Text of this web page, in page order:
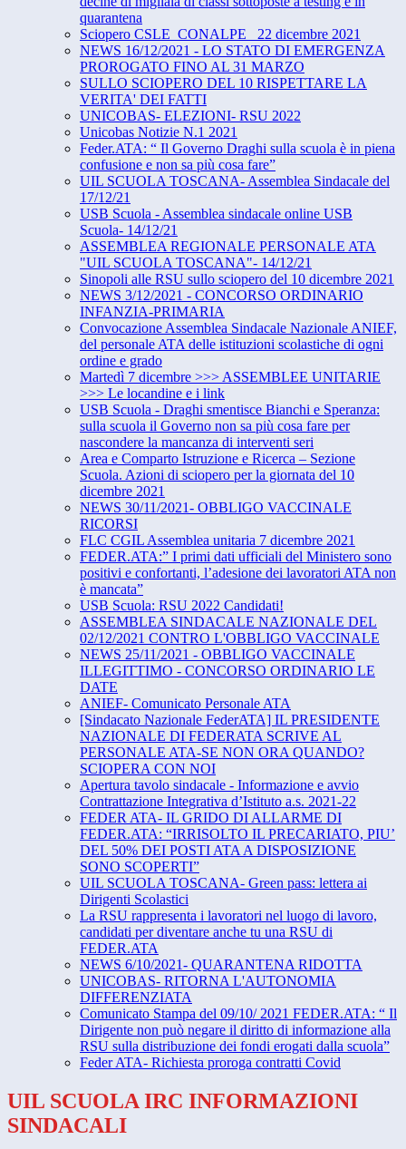
quarantena
Sciopero CSLE_CONALPE_ 22 dicembre 2021
NEWS 16/12/2021 - LO STATO DI EMERGENZA
PROROGATO FINO AL 31 MARZO
SULLO SCIOPERO DEL 10 RISPETTARE LA
VERITA' DEI FATTI
UNICOBAS- ELEZIONI- RSU 2022
Unicobas Notizie N.1 2021
Feder.ATA: “ Il Governo Draghi sulla scuola è in piena
confusione e non sa più cosa fare”
UIL SCUOLA TOSCANA- Assemblea Sindacale del
17/12/21
USB Scuola - Assemblea sindacale online USB
Scuola- 14/12/21
ASSEMBLEA REGIONALE PERSONALE ATA
"UIL SCUOLA TOSCANA"- 14/12/21
Sinopoli alle RSU sullo sciopero del 10 dicembre 2021
NEWS 3/12/2021 - CONCORSO ORDINARIO
INFANZIA-PRIMARIA
Convocazione Assemblea Sindacale Nazionale ANIEF,
del personale ATA delle istituzioni scolastiche di ogni
ordine e grado
Martedì 7 dicembre >>> ASSEMBLEE UNITARIE
>>> Le locandine e i link
USB Scuola - Draghi smentisce Bianchi e Speranza:
sulla scuola il Governo non sa più cosa fare per
nascondere la mancanza di interventi seri
Area e Comparto Istruzione e Ricerca – Sezione
Scuola. Azioni di sciopero per la giornata del 10
dicembre 2021
NEWS 30/11/2021- OBBLIGO VACCINALE
RICORSI
FLC CGIL Assemblea unitaria 7 dicembre 2021
FEDER.ATA:” I primi dati ufficiali del Ministero sono
positivi e confortanti, l’adesione dei lavoratori ATA non
è mancata”
USB Scuola: RSU 2022 Candidati!
ASSEMBLEA SINDACALE NAZIONALE DEL
02/12/2021 CONTRO L'OBBLIGO VACCINALE
NEWS 25/11/2021 - OBBLIGO VACCINALE
ILLEGITTIMO - CONCORSO ORDINARIO LE
DATE
ANIEF- Comunicato Personale ATA
[Sindacato Nazionale FederATA] IL PRESIDENTE
NAZIONALE DI FEDERATA SCRIVE AL
PERSONALE ATA-SE NON ORA QUANDO?
SCIOPERA CON NOI
Apertura tavolo sindacale - Informazione e avvio
Contrattazione Integrativa d’Istituto a.s. 2021-22
FEDER ATA- IL GRIDO DI ALLARME DI
FEDER.ATA: “IRRISOLTO IL PRECARIATO, PIU’
DEL 50% DEI POSTI ATA A DISPOSIZIONE
SONO SCOPERTI”
UIL SCUOLA TOSCANA- Green pass: lettera ai
Dirigenti Scolastici
La RSU rappresenta i lavoratori nel luogo di lavoro,
candidati per diventare anche tu una RSU di
FEDER.ATA
NEWS 6/10/2021- QUARANTENA RIDOTTA
UNICOBAS- RITORNA L'AUTONOMIA
DIFFERENZIATA
Comunicato Stampa del 09/10/ 2021 FEDER.ATA: “ Il
Dirigente non può negare il diritto di informazione alla
RSU sulla distribuzione dei fondi erogati dalla scuola”
Feder ATA- Richiesta proroga contratti Covid
UIL SCUOLA IRC INFORMAZIONI
SINDACALI